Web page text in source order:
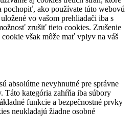
pochopiť, ako používate túto webovú
vo vašom prehliadači iba s
zrušiť tieto cookies. Zrušenie
však môže mať vplyv na váš
absolútne nevyhnutné pre správne
Táto kategória zahŕňa iba súbory
funkcie a bezpečnostné prvky
neukladajú žiadne osobné